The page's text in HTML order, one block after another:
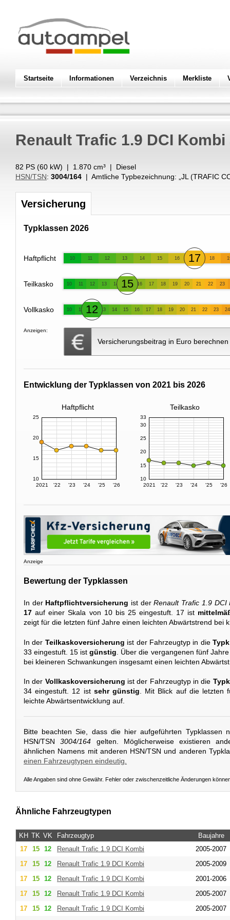
Startseite Informationen Verzeichnis Merkliste
Renault Trafic 1.9 DCI Kombi
82 PS (60 kW) | 1.870 cm³ | Diesel
HSN/TSN: 3004/164 | Amtliche Typbezeichnung: „ JL (TRAFIC
Versicherung
Typklassen 2026
Haftpflicht 10 11 12 13 14 15 16 17 18
Teilkasko 10 11 12 13 14 15 16 17 18 19 20 21 22 23
Vollkasko 10 11 12 13 14 15 16 17 18 19 20 21 22 23 24
Anzeigen:
Versicherungsbeitrag in Euro berechnen
Entwicklung der Typklassen von 2021 bis 2026
Haftpflicht Teilkasko
2021 '22 '23 '24 '25 '26
10
15
20
25
2021 '22 '23 '24 '25 '26
10
15
20
25
30
33
Anzeige
Bewertung der Typklassen
In der Haftpflichtversicherung ist derRenault Trafic 1.9 DCI
17 auf einer Skala von 10 bis 25 eingestuft. 17 ist
zeigt für die letzten fünf Jahre einen leichten Abwärtstrend bei
In der Teilkaskoversicherung ist der Fahrzeugtyp in die
33 eingestuft. 15 istgünstig . Über die vergangenen fünf
bei kleineren Schwankungen insgesamt einen leichten
In der Vollkaskoversicherung ist der Fahrzeugtyp in die
34 eingestuft. 12 ist sehr günstig. Mit Blick auf die letzten
leichte Abwärtsentwicklung auf.
Bitte beachten Sie, dass die hier aufgeführten Typklassen
HSN/TSN3004/164 gelten. Möglicherweise existieren
ähnlichen Namens mit anderen HSN/TSN und anderen
einen Fahrzeugtypen eindeutig.
Alle Angaben sind ohne Gewähr. Fehler oder zwischenzeitliche Änderungen
Ähnliche Fahrzeugtypen
KH TK VK Fahrzeugtyp
Baujahre
17
15 12 Renault Trafic 1.9 DCI Kombi
2005-2007
17
15 12 Renault Trafic 1.9 DCI Kombi
2005-2009
17
15 12 Renault Trafic 1.9 DCI Kombi
2001-2006
17
15 12 Renault Trafic 1.9 DCI Kombi
2005-2007
17
15 12 Renault Trafic 1.9 DCI Kombi
2005-2007